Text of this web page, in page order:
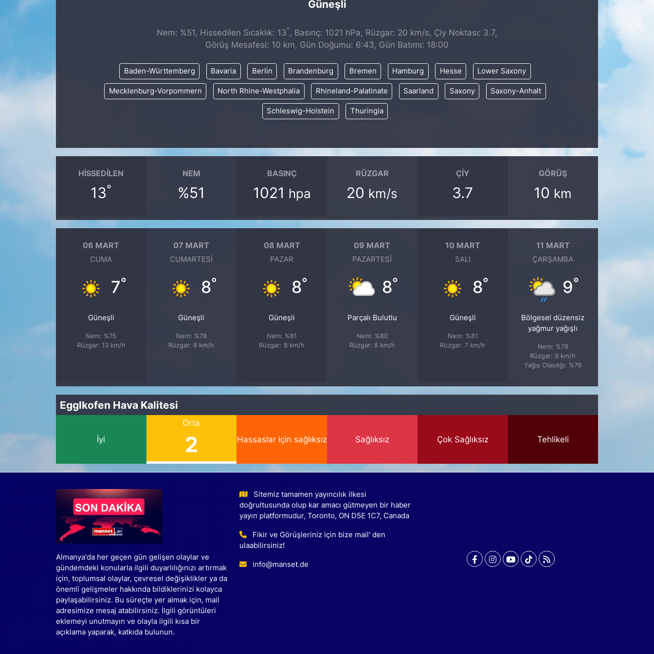
Güneşli
Nem: %51, Hissedilen Sıcaklık: 13° , Basınç: 1021 hPa, Rüzgar: 20 km/s, Çiy Noktası: 3.7,
Görüş Mesafesi: 10 km, Gün Doğumu: 6:43, Gün Batımı: 18:00
Baden-Württemberg Bavaria Berlin Brandenburg Bremen Hamburg Hesse Lower Saxony
Mecklenburg-Vorpommern North Rhine-Westphalia Rhineland-Palatinate Saarland Saxony Saxony-Anhalt
Schleswig-Holstein Thuringia
HISSEDILEN
13°
NEM
%51
BASINÇ
1021 hpa
RÜZGAR
20 km/s
ÇIY
3.7
GÖRÜŞ
10 km
06 MART
CUMA
7°
Güneşli
Nem: %75
Rüzgar: 13 km/h
07 MART
CUMARTESI
8°
Güneşli
Nem: %78
Rüzgar: 8 km/h
08 MART
PAZAR
8°
Güneşli
Nem: %81
Rüzgar: 8 km/h
09 MART
PAZARTESI
8°
Parçalı Bulutlu
Nem: %80
Rüzgar: 8 km/h
10 MART
SALI
8°
Güneşli
Nem: %81
Rüzgar: 7 km/h
11 MART
ÇARŞAMBA
9°
Bölgesel düzensiz
yağmur yağışlı
Nem: %78
Rüzgar: 9 km/h
Yağış Olasılığı: %79
Egglkofen Hava Kalitesi
İyi
Orta
2 Hassaslar için sağlıksız Sağlıksız Çok Sağlıksız Tehlikeli
Almanya'da her geçen gün gelişen olaylar ve
gündemdeki konularla ilgili duyarlılığınızı artırmak
için, toplumsal olaylar, çevresel değişiklikler ya da
önemli gelişmeler hakkında bildiklerinizi kolayca
paylaşabilirsiniz. Bu süreçte yer almak için, mail
adresimize mesaj atabilirsiniz. İlgili görüntüleri
eklemeyi unutmayın ve olayla ilgili kısa bir
açıklama yaparak, katkıda bulunun.
Sitemiz tamamen yayıncılık ilkesi
doğrultusunda olup kar amacı gütmeyen bir haber
yayın platformudur, Toronto, ON D5E 1C7, Canada
Fikir ve Görüşleriniz için bize mail' den
ulaabilirsiniz!
info@manset.de